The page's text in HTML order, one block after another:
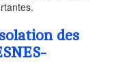
des